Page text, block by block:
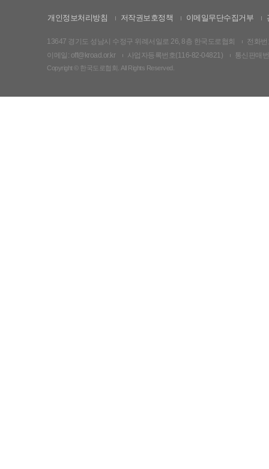
개인정보처리방침 저작권보호정책 이메일무단수집거부
13647 경기도 성남시 수정구 위례서일로 26, 8층 한국도로협회
전화
이메일: off@kroad.or.kr
사업자등록번호(116-82-04821) 통신판매
Copyright © 한국도로협회. All Rights Reserved.